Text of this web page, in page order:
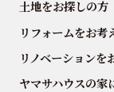
土地をお探しの方
リフォームをお考
リノベーションを
ヤマサハウスの家